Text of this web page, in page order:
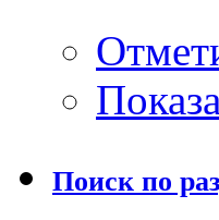
Поиск по